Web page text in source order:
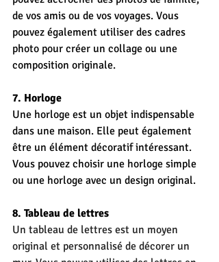
de vos amis ou de vos voyages. Vous
pouvez également utiliser des cadres
photo pour créer un collage ou une
composition originale.
7. Horloge
Une horloge est un objet indispensable
dans une maison. Elle peut également
être un élément décoratif intéressant.
Vous pouvez choisir une horloge simple
ou une horloge avec un design original.
8. Tableau de lettres
Un tableau de lettres est un moyen
original et personnalisé de décorer un